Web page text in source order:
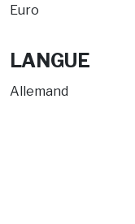
Euro
LANGUE
Allemand